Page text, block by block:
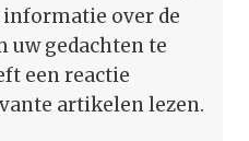
informatie over de
uw gedachten te
een reactie
artikelen lezen.